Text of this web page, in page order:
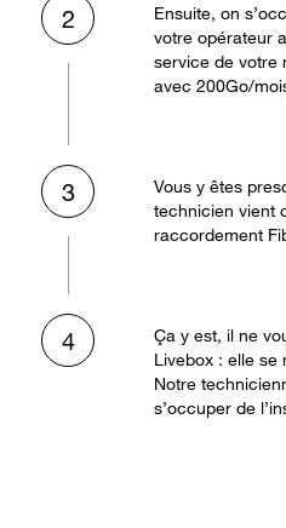
2
Ensuite, on
votre opérateur
service de votre
avec 200Go/
3
Vous y êtes
technicien vient
raccordement
4
Ça y est, il ne
Livebox : elle se
Notre
s’occuper de